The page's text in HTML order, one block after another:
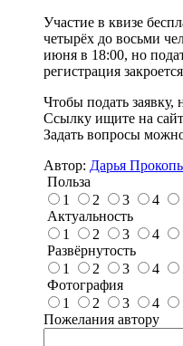
Участие в квизе
четырёх до восьми
июня в 18:00, но
регистрация
Чтобы подать заявку,
Ссылку ищите на
Задать вопросы
Автор: Дарья
Польза
1
2 3 4
Актуальность
1
2 3 4
Развёрнутость
1
2 3 4
Фотография
1
2 3 4
Пожелания автору